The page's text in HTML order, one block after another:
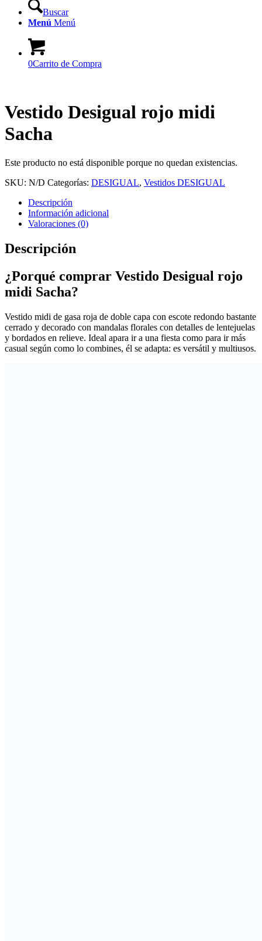
Buscar
Menú Menú
0Carrito de Compra
Vestido Desigual rojo midi
Sacha
Este producto no está disponible porque no quedan existencias.
SKU: N/D Categorías: DESIGUAL, Vestidos DESIGUAL
Descripción
Información adicional
Valoraciones (0)
Descripción
¿Porqué comprar Vestido Desigual rojo
midi Sacha?
Vestido midi de gasa roja de doble capa con escote redondo bastante
cerrado y decorado con mandalas florales con detalles de lentejuelas
y bordados en relieve. Ideal apara ir a una fiesta como para ir más
casual según como lo combines, él se adapta: es versátil y multiusos.